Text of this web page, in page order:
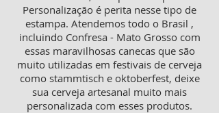
Personalização é perita nesse tipo de
estampa. Atendemos todo o Brasil ,
incluindo Confresa - Mato Grosso com
essas maravilhosas canecas que são
muito utilizadas em festivais de cerveja
como stammtisch e oktoberfest, deixe
sua cerveja artesanal muito mais
personalizada com esses produtos.